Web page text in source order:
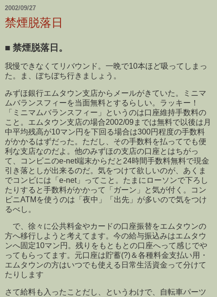
2002/09/27
禁煙脱落日
■ 禁煙脱落日。
我慢できなくてリバウンド。一晩で10本ほど吸ってしまっ
た。ま、ぼちぼち行きましょう。
みずほ銀行エムタウン支店からメールがきていた。ミニマ
ムバランスフィーを当面無料とするらしい。ラッキー！
「ミニマムバランスフィー」というのは口座維持手数料の
こと。エムタウン支店の場合2002/09までは無料で以後は月
中平均残高が10マン円を下回る場合は300円程度の手数料
がかかるはずだった。ただし、その手数料を払ってでも便
利な支店なのだよ。他のみずほの支店の口座とはちがっ
て、コンビニのe-net端末からだと24時間手数料無料で現金
引き落としが出来るのだ。気をつけて欲しいのが、あくま
でコンビには「e-net」ってこと。たまにローソンで下ろし
たりすると手数料がかかって「ガーン」と気が付く。コン
ビニATMを使うのは「夜中」「出先」が多いので気をつけ
るべし。
で、徐々に公共料金やカードの口座振替をエムタウンの
方へ移行しようと考えてます。今の給与振込みはエムタウ
ンへ固定10マン円。残りをもともとの口座へって感じでや
ってもらってます。元口座は貯蓄(?)＆各種料金支払い用・
エムタウンの方はいつでも使える日常生活資金って分けて
たりします
さて給料も入ったことだし、というわけで、自転車パーツ